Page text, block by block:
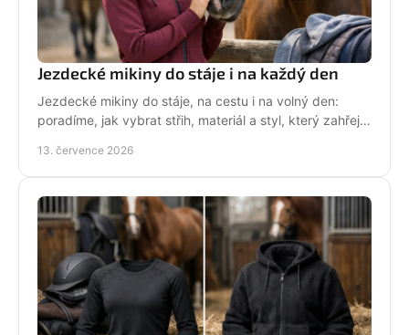
Jezdecké mikiny do stáje i na každý den
Jezdecké mikiny do stáje, na cestu i na volný den:
poradíme, jak vybrat střih, materiál a styl, který zahřeje
13. července 2026